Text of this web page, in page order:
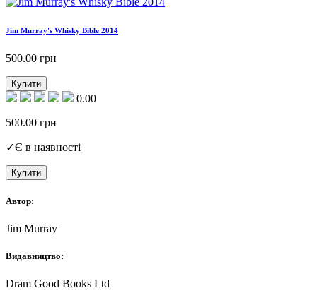
Jim Murray's Whisky Bible 2014
500.00 грн
Купити
0.00
500.00 грн
✓Є в наявності
Купити
Автор:
Jim Murray
Видавництво:
Dram Good Books Ltd